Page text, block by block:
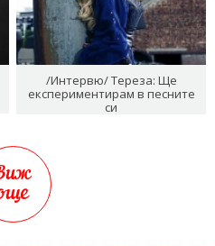
/Интервю/ Тереза: Ще
експериментирам в песните
си